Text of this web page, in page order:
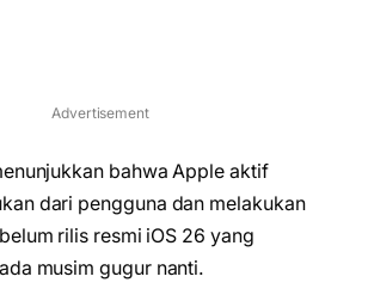
Advertisement
bahwa Apple aktif
dari pengguna dan melakukan
rilis resmi iOS 26 yang
musim gugur nanti.